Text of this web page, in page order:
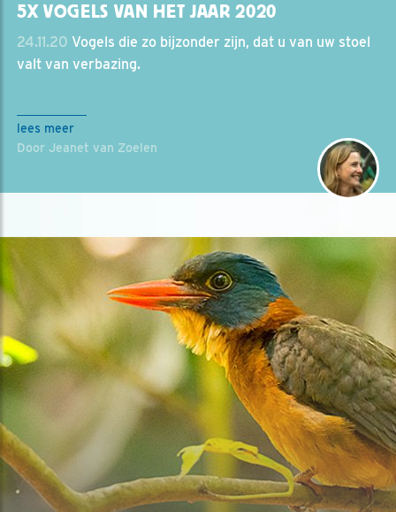
5X VOGELS VAN HET JAAR 2020
24.11.20 Vogels die zo bijzonder zijn, dat u van uw stoel
valt van verbazing.
lees meer
Door Jeanet van Zoelen